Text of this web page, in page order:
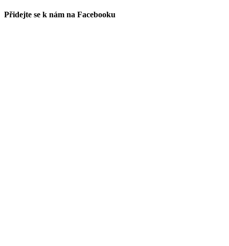
Přidejte se k nám na Facebooku